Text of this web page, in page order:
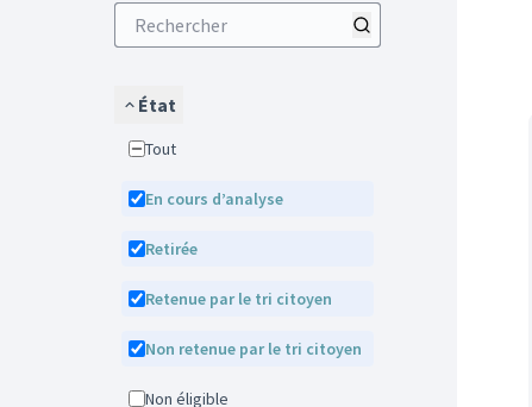
État
Tout
En cours d’analyse
Retirée
Retenue par le tri citoyen
Non retenue par le tri citoyen
Non éligible